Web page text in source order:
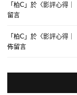
「 柏C 」於〈影評心得｜
留言
「 柏C 」於〈影評心得｜
佈留言